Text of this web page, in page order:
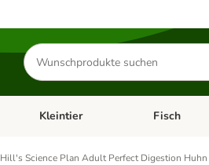
Produkte
suchen
& Zubehör
Kategorie-Menü öffnen:
Kleintier Kategorie-
Fisch
Hill's Science Plan Adult Perfect Digestion Huhn